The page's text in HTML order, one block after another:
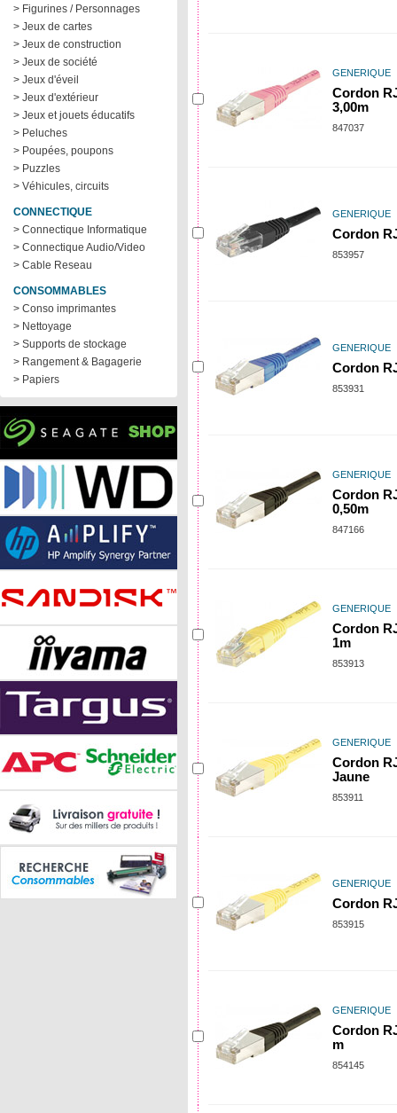
> Figurines / Personnages
> Jeux de cartes
> Jeux de construction
> Jeux de société
> Jeux d'éveil
> Jeux d'extérieur
> Jeux et jouets éducatifs
> Peluches
> Poupées, poupons
> Puzzles
> Véhicules, circuits
CONNECTIQUE
> Connectique Informatique
> Connectique Audio/Video
> Cable Reseau
CONSOMMABLES
> Conso imprimantes
> Nettoyage
> Supports de stockage
> Rangement & Bagagerie
> Papiers
GENERIQUE
Cordon
3,00m
847037
GENERIQUE
Cordon
853957
GENERIQUE
Cordon
853931
GENERIQUE
Cordon
0,50m
847166
GENERIQUE
Cordon
1m
853913
GENERIQUE
Cordon
Jaune
853911
GENERIQUE
Cordon
853915
GENERIQUE
Cordon
m
854145